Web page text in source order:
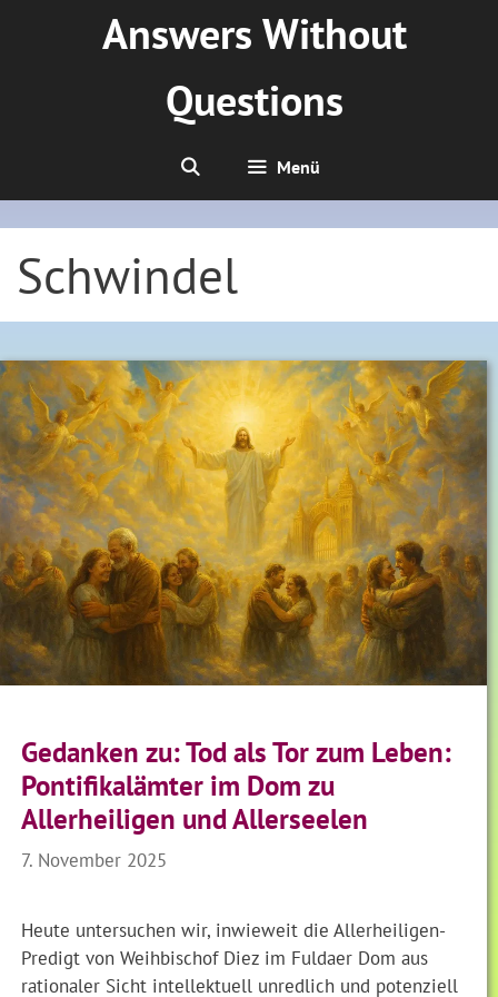
Answers Without
Questions
Menü
Schwindel
Gedanken zu: Tod als Tor zum Leben:
Pontifikalämter im Dom zu
Allerheiligen und Allerseelen
7. November 2025
Heute untersuchen wir, inwieweit die Allerheiligen-
Predigt von Weihbischof Diez im Fuldaer Dom aus
rationaler Sicht intellektuell unredlich und potenziell